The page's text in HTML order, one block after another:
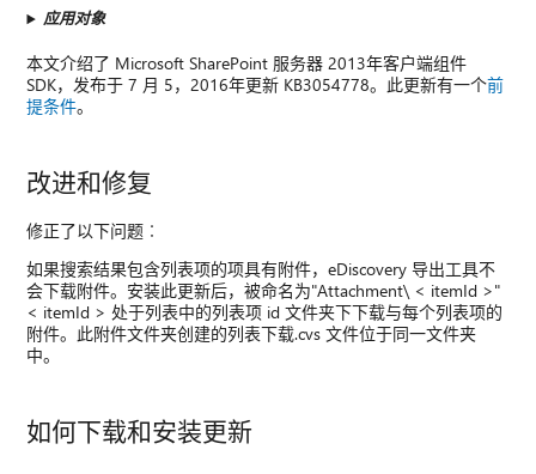
应用对象
本文介绍了 Microsoft SharePoint 服务器 2013年客户端组件
SDK，发布于 7 月 5，2016年更新 KB3054778。此更新有一个前
提条件。
改进和修复
修正了以下问题︰
如果搜索结果包含列表项的项具有附件，eDiscovery 导出工具不
会下载附件。安装此更新后，被命名为"Attachment\ < itemId >"
< itemId > 处于列表中的列表项 id 文件夹下下载与每个列表项的
附件。此附件文件夹创建的列表下载.cvs 文件位于同一文件夹
中。
如何下载和安装更新